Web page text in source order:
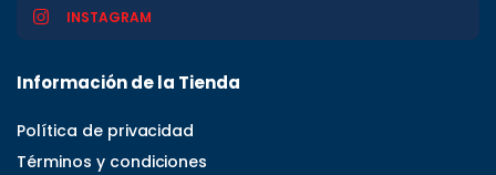
INSTAGRAM
Información de la Tienda
Política de privacidad
Términos y condiciones